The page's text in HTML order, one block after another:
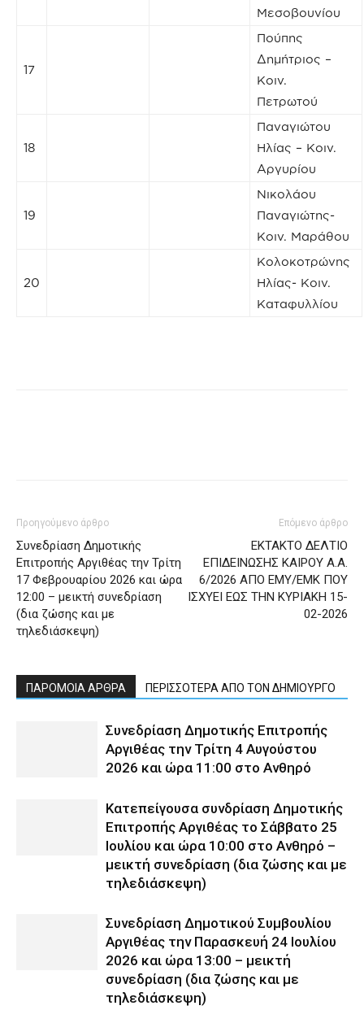
Μεσοβουνίου
17
Πούπης
Δημήτριος –
Κοιν.
Πετρωτού
18
Παναγιώτου
Ηλίας – Κοιν.
Αργυρίου
19
Νικολάου
Παναγιώτης-
Κοιν. Μαράθου
20
Κολοκοτρώνης
Ηλίας- Κοιν.
Καταφυλλίου
Προηγούμενο άρθρο
Συνεδρίαση Δημοτικής
Επιτροπής Αργιθέας την Τρίτη
17 Φεβρουαρίου 2026 και ώρα
12:00 – μεικτή συνεδρίαση
(δια ζώσης και με
τηλεδιάσκεψη)
Επόμενο άρθρο
ΕΚΤΑΚΤΟ ΔΕΛΤΙΟ
ΕΠΙΔΕΙΝΩΣΗΣ ΚΑΙΡΟΥ Α.Α.
6/2026 ΑΠΟ ΕΜΥ/ΕΜΚ ΠΟΥ
ΙΣΧΥΕΙ ΕΩΣ ΤΗΝ ΚΥΡΙΑΚΗ 15-
02-2026
ΠΑΡΟΜΟΙΑ ΑΡΘΡΑ ΠΕΡΙΣΣΟΤΕΡΑ ΑΠΟ ΤΟΝ ΔΗΜΙΟΥΡΓΟ
Συνεδρίαση Δημοτικής Επιτροπής
Αργιθέας την Τρίτη 4 Αυγούστου
2026 και ώρα 11:00 στο Ανθηρό
Κατεπείγουσα συνδρίαση Δημοτικής
Επιτροπής Αργιθέας το Σάββατο 25
Ιουλίου και ώρα 10:00 στο Ανθηρό –
μεικτή συνεδρίαση (δια ζώσης και με
τηλεδιάσκεψη)
Συνεδρίαση Δημοτικού Συμβουλίου
Αργιθέας την Παρασκευή 24 Ιουλίου
2026 και ώρα 13:00 – μεικτή
συνεδρίαση (δια ζώσης και με
τηλεδιάσκεψη)